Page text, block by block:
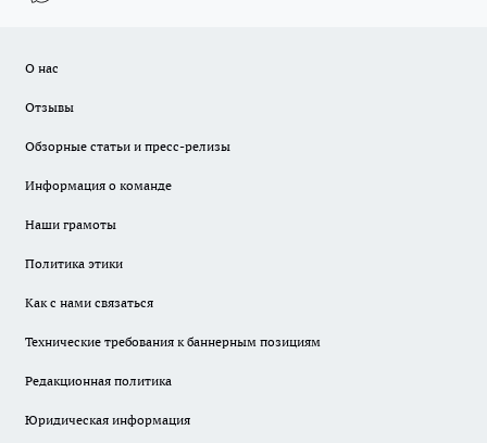
О нас
Отзывы
Обзорные статьи и пресс-релизы
Информация о команде
Наши грамоты
Политика этики
Как с нами связаться
Технические требования к баннерным позициям
Редакционная политика
Юридическая информация